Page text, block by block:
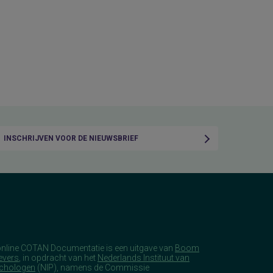
INSCHRIJVEN VOOR DE NIEUWSBRIEF
COTAN Documentatie is een uitgave van Boom
, in opdracht van het Nederlands Instituut van
(NIP), namens de Commissie